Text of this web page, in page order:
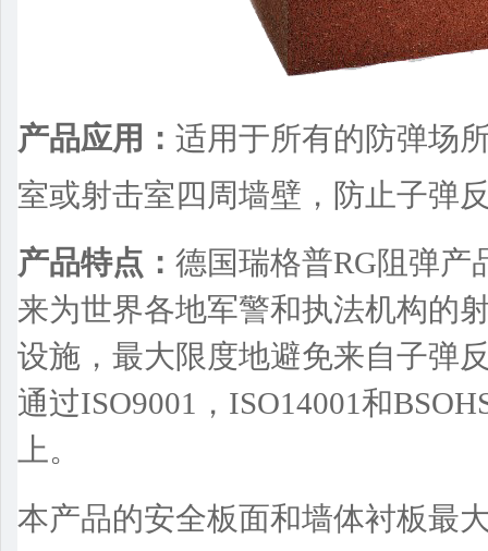
产品应用： 适用于所有的防弹场
室或射击室四周墙壁，防止子弹
产品特点： 德国瑞格普RG阻弹产
来为世界各地军警和执法机构的
设施，最大限度地避免来自子弹
通过ISO9001 ， ISO14001和
上。
本产品的安全板面和墙体衬板最